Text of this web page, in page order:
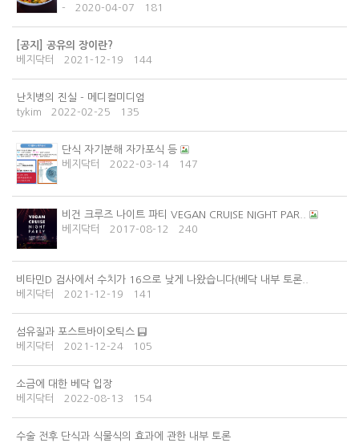
- 2020-04-07 181
[공지] 공유의 장이란?
베지닥터
2021-12-19 144
난치병의 진실 - 메디컬미디엄
tykim
2022-02-25 135
단식 자기분해 자가포식 등
베지닥터
2022-03-14 147
비건 크루즈 나이트 파티 VEGAN CRUISE NIGHT PAR..
베지닥터
2017-08-12 240
비타민D 검사에서 수치가 16으로 낮게 나왔습니다(베닥 내부 토론..
베지닥터
2021-12-19 141
섬유질과 포스트바이오틱스
베지닥터
2021-12-24 105
소금에 대한 베닥 입장
베지닥터
2022-08-13 154
수술 전후 단식과 식물식의 효과에 관한 내부 토론